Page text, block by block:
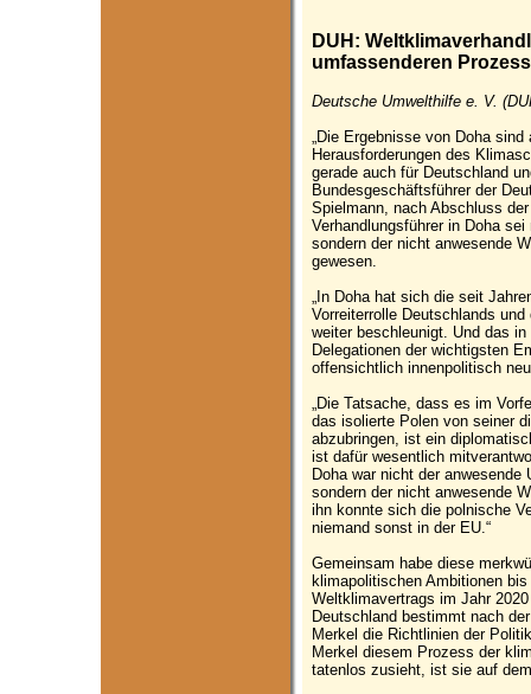
DUH:
umfassenderen
Deutsche Umwelthilfe e. V.
„Die Ergebnisse von Doha
Herausforderungen des
gerade auch für Deutschland
Bundesgeschäftsführer der
Spielmann, nach Abschluss
Verhandlungsführer in Doha
sondern der nicht anwesende
gewesen.
„In Doha hat sich die seit
Vorreiterrolle Deutschlands
weiter beschleunigt. Und das
Delegationen der wichtigsten
offensichtlich innenpolitisch
„Die Tatsache, dass es im
das isolierte Polen von seiner
abzubringen, ist ein
ist dafür wesentlich
Doha war nicht der
sondern der nicht anwesende
ihn konnte sich die polnische
niemand sonst in der EU.“
Gemeinsam habe diese
klimapolitischen Ambitionen
Weltklimavertrags im Jahr
Deutschland bestimmt nach
Merkel die Richtlinien der
Merkel diesem Prozess der
tatenlos zusieht, ist sie auf